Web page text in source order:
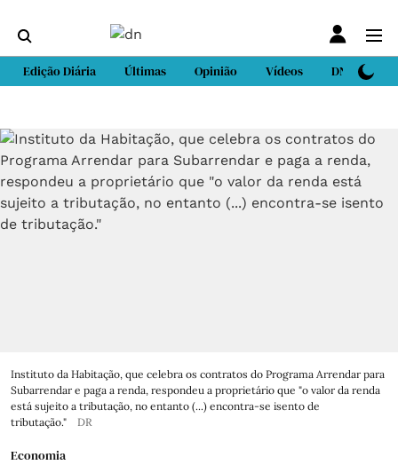
Edição Diária Últimas Opinião Vídeos DN Sport
Instituto da Habitação, que celebra os contratos do Programa Arrendar para
Subarrendar e paga a renda, respondeu a proprietário que "o valor da renda
está sujeito a tributação, no entanto (...) encontra-se isento de
tributação."
DR
Economia